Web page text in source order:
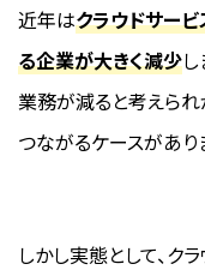
近年はクラウドサー
る企業が大きく減少
業務が減ると考えら
つながるケースがあり
しかし実態として、ク